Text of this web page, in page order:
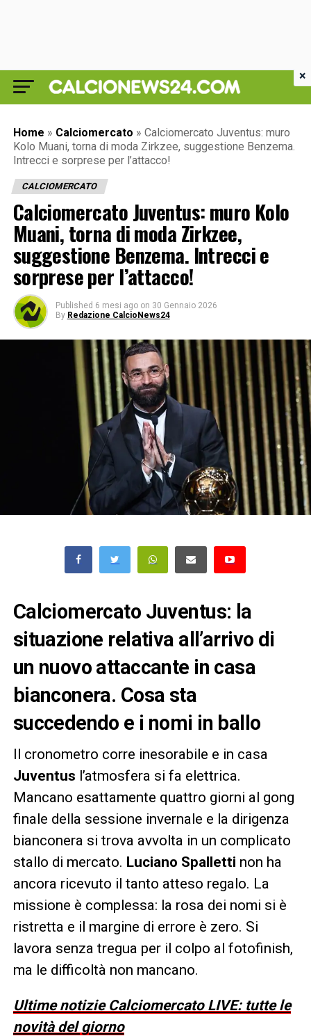
Home » Calciomercato » Calciomercato Juventus: muro
Kolo Muani, torna di moda Zirkzee, suggestione Benzema.
Intrecci e sorprese per l’attacco!
CALCIOMERCATO
Calciomercato Juventus: muro Kolo
Muani, torna di moda Zirkzee,
suggestione Benzema. Intrecci e
sorprese per l’attacco!
Published 6 mesi ago on 30 Gennaio 2026
By Redazione CalcioNews24
Calciomercato Juventus: la
situazione relativa all’arrivo di
un nuovo attaccante in casa
bianconera. Cosa sta
succedendo e i nomi in ballo
Il cronometro corre inesorabile e in casa
Juventus l’atmosfera si fa elettrica.
Mancano esattamente quattro giorni al gong
finale della sessione invernale e la dirigenza
bianconera si trova avvolta in un complicato
stallo di mercato. Luciano Spalletti non ha
ancora ricevuto il tanto atteso regalo. La
missione è complessa: la rosa dei nomi si è
ristretta e il margine di errore è zero. Si
lavora senza tregua per il colpo al fotofinish,
ma le difficoltà non mancano.
Ultime notizie Calciomercato LIVE: tutte le
novità del giorno
×